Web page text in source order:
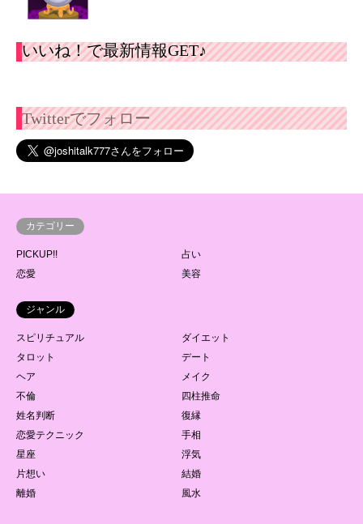
いいね！で最新情報GET♪
Twitterでフォロー
カテゴリー
PICKUP!!
占い
恋愛
美容
ジャンル
スピリチュアル
ダイエット
タロット
デート
ヘア
メイク
不倫
四柱推命
姓名判断
復縁
恋愛テクニック
手相
星座
浮気
片想い
結婚
離婚
風水